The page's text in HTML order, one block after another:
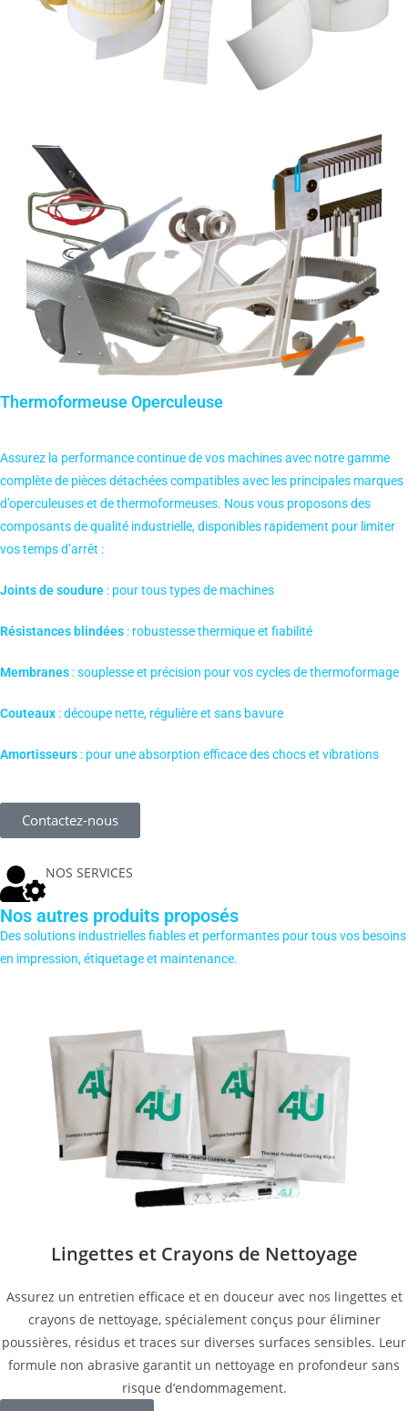
Thermoformeuse Operculeuse
Assurez la performance continue de vos machines avec notre gamme
complète de pièces détachées compatibles avec les principales marques
d’operculeuses et de thermoformeuses. Nous vous proposons des
composants de qualité industrielle, disponibles rapidement pour limiter
vos temps d’arrêt :
Joints de soudure : pour tous types de machines
Résistances blindées : robustesse thermique et fiabilité
Membranes : souplesse et précision pour vos cycles de thermoformage
Couteaux : découpe nette, régulière et sans bavure
Amortisseurs : pour une absorption efficace des chocs et vibrations
Contactez-nous
NOS SERVICES
Nos autres produits proposés
Des solutions industrielles fiables et performantes pour tous vos besoins
en impression, étiquetage et maintenance.
Lingettes et Crayons de Nettoyage
Assurez un entretien efficace et en douceur avec nos lingettes et
crayons de nettoyage, spécialement conçus pour éliminer
poussières, résidus et traces sur diverses surfaces sensibles. Leur
formule non abrasive garantit un nettoyage en profondeur sans
risque d’endommagement.